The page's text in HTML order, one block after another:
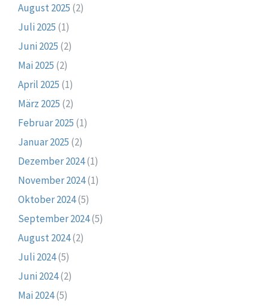
August 2025 (2)
Juli 2025 (1)
Juni 2025 (2)
Mai 2025 (2)
April 2025 (1)
März 2025 (2)
Februar 2025 (1)
Januar 2025 (2)
Dezember 2024(1)
November 2024(1)
Oktober 2024(5)
September 2024(5)
August 2024(2)
Juli 2024(5)
Juni 2024(2)
Mai 2024(5)